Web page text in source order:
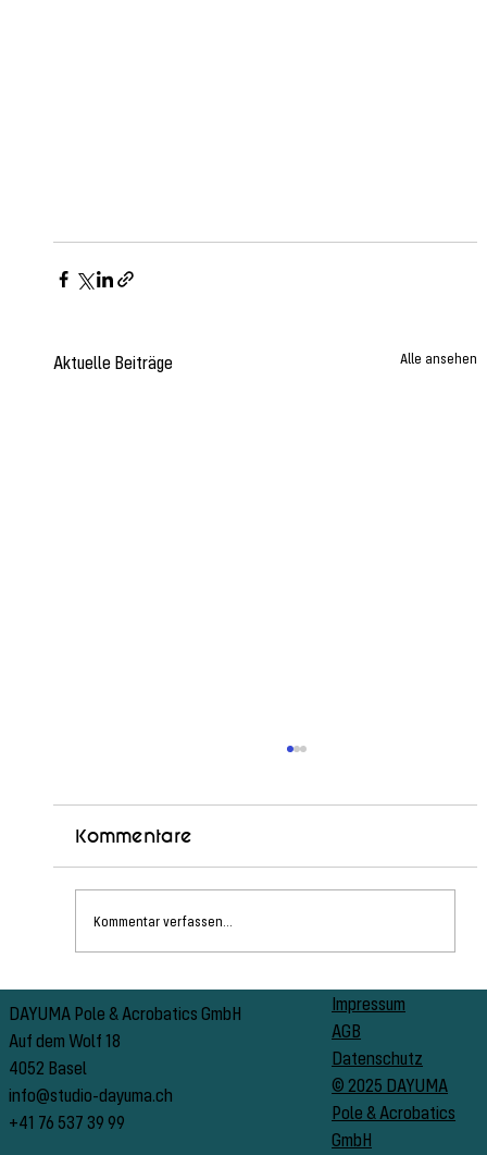
Aktuelle Beiträge Alle ansehen
PSO Switzerland Info Abend
Kommentare
Kommentar verfassen...
DAYUMA Pole & Acrobatics GmbH
Auf dem Wolf 18
4052 Basel
info@studio-dayuma.ch
+41 76 537 39 99
Impressum
AGB
Datenschutz
© 2025 DAYUMA
Pole & Acrobatics
GmbH